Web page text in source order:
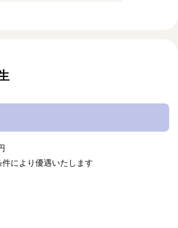
により優遇いたします